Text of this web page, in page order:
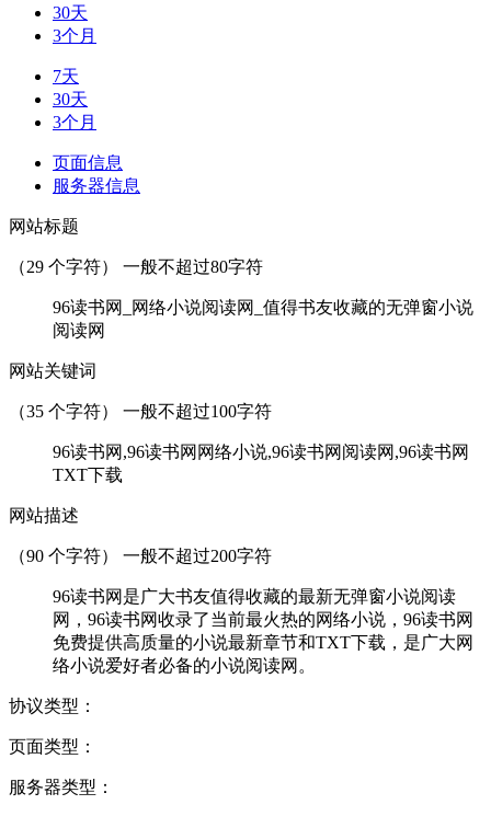
30天
3个月
7天
30天
3个月
页面信息
服务器信息
网站标题
（29 个字符） 一般不超过80字符
96读书网_网络小说阅读网_值得书友收藏的无弹窗小说
阅读网
网站关键词
（35 个字符） 一般不超过100字符
96读书网,96读书网网络小说,96读书网阅读网,96读书网
TXT下载
网站描述
（90 个字符） 一般不超过200字符
96读书网是广大书友值得收藏的最新无弹窗小说阅读
网，96读书网收录了当前最火热的网络小说，96读书网
免费提供高质量的小说最新章节和TXT下载，是广大网
络小说爱好者必备的小说阅读网。
协议类型：
页面类型：
服务器类型：